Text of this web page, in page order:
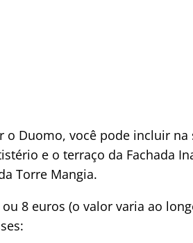
o Duomo, você pode incluir
e o terraço da Fachada
Torre Mangia.
ou 8 euros (o valor varia ao